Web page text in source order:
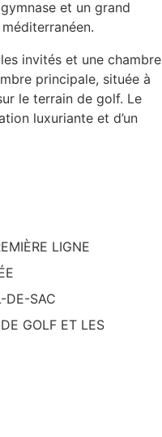
et un grand
invités et une chambre
principale, située à
le terrain de golf. Le
luxuriante et d’un
LIGNE
DE-SAC
GOLF ET LES